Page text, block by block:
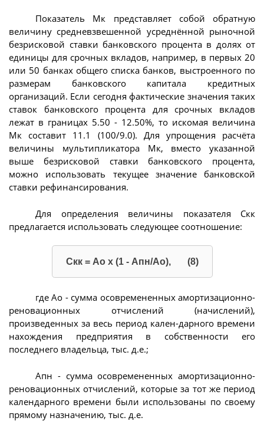
Показатель Мк представляет собой обратную
величину средневзвешенной усреднённой рыночной
безрисковой ставки банковского процента в долях от
единицы для срочных вкладов, например, в первых 20
или 50 банках общего списка банков, выстроенного по
размерам банковского капитала кредитных
организаций. Если сегодня фактические значения таких
ставок банковского процента для срочных вкладов
лежат в границах 5.50 - 12.50%, то искомая величина
Мк составит 11.1 (100/9.0). Для упрощения расчёта
величины мультипликатора Мк, вместо указанной
выше безрисковой ставки банковского процента,
можно использовать текущее значение банковской
ставки рефинансирования.
Для определения величины показателя Скк
предлагается использовать следующее соотношение:
Скк = Ао х (1 - Апн/Ао), (8)
где Ао - сумма осовремененных амортизационно-
реновационных отчислений (начислений),
произведенных за весь период кален-дарного времени
нахождения предприятия в собственности его
последнего владельца, тыс. д.е.;
Апн - сумма осовремененных амортизационно-
реновационных отчислений, которые за тот же период
календарного времени были использованы по своему
прямому назначению, тыс. д.е.